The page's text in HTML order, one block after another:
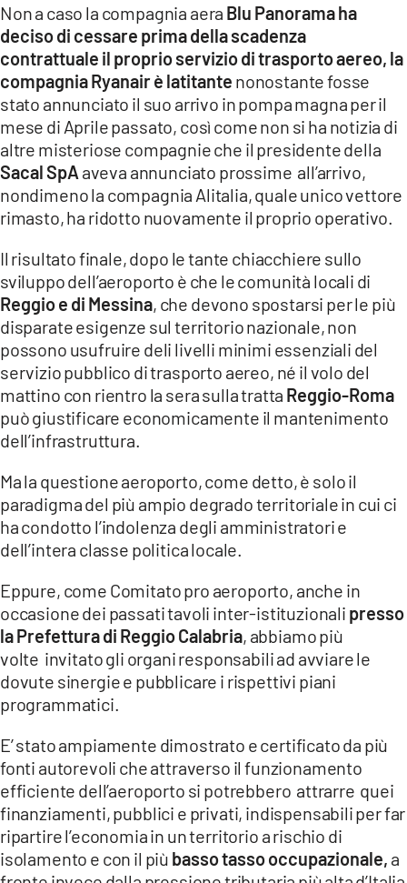
Non a caso la compagnia aera Blu Panorama ha
deciso di cessare prima della scadenza
contrattuale il proprio servizio di trasporto aereo, la
compagnia Ryanair è latitante nonostante fosse
stato annunciato il suo arrivo in pompa magna per il
mese di Aprile passato, così come non si ha notizia di
altre misteriose compagnie che il presidente della
Sacal SpA aveva annunciato prossime all’arrivo,
nondimeno la compagnia Alitalia, quale unico vettore
rimasto, ha ridotto nuovamente il proprio operativo.
Il risultato finale, dopo le tante chiacchiere sullo
sviluppo dell’aeroporto è che le comunità locali di
Reggio e di Messina, che devono spostarsi per le più
disparate esigenze sul territorio nazionale, non
possono usufruire deli livelli minimi essenziali del
servizio pubblico di trasporto aereo, né il volo del
mattino con rientro la sera sulla tratta Reggio-Roma
può giustificare economicamente il mantenimento
dell’infrastruttura.
Ma la questione aeroporto, come detto, è solo il
paradigma del più ampio degrado territoriale in cui ci
ha condotto l’indolenza degli amministratori e
dell’intera classe politica locale.
Eppure, come Comitato pro aeroporto, anche in
occasione dei passati tavoli inter-istituzionali presso
la Prefettura di Reggio Calabria, abbiamo più
volte invitato gli organi responsabili ad avviare le
dovute sinergie e pubblicare i rispettivi piani
programmatici.
E’ stato ampiamente dimostrato e certificato da più
fonti autorevoli che attraverso il funzionamento
efficiente dell’aeroporto si potrebbero attrarre quei
finanziamenti, pubblici e privati, indispensabili per far
ripartire l’economia in un territorio a rischio di
isolamento e con il più basso tasso occupazionale, a